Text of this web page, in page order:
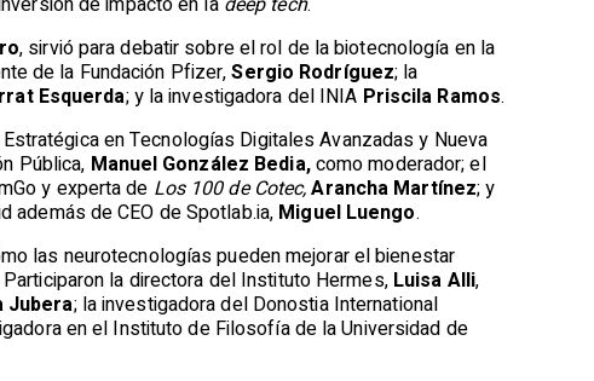
, sirvió para debatir sobre el rol de la biotecnología en la
de la Fundación Pfizer,Sergio Rodríguez; la
Esquerda; y la investigadora del INIA Priscila Ramos.
en Tecnologías Digitales Avanzadas y Nueva
Pública, Manuel González Bedia,como moderador; el
y experta de Los 100 de Cotec,Arancha Martínez; y
de CEO de Spotlab.ia, Miguel Luengo.
las neurotecnologías pueden mejorar el bienestar
la directora del Instituto Hermes, Luisa Alli,
Jubera; la investigadora del Donostia International
en el Instituto de Filosofía de la Universidad de